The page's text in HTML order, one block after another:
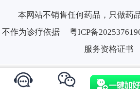
本网站不销售任何药品，只做药
不作为诊疗依据 粤ICP备
服务资格证书